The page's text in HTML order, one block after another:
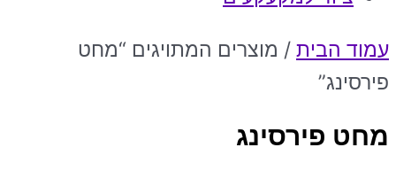
עמוד הבית / מוצרים המתויגים “מחט
פירסינג”
מחט פירסינג